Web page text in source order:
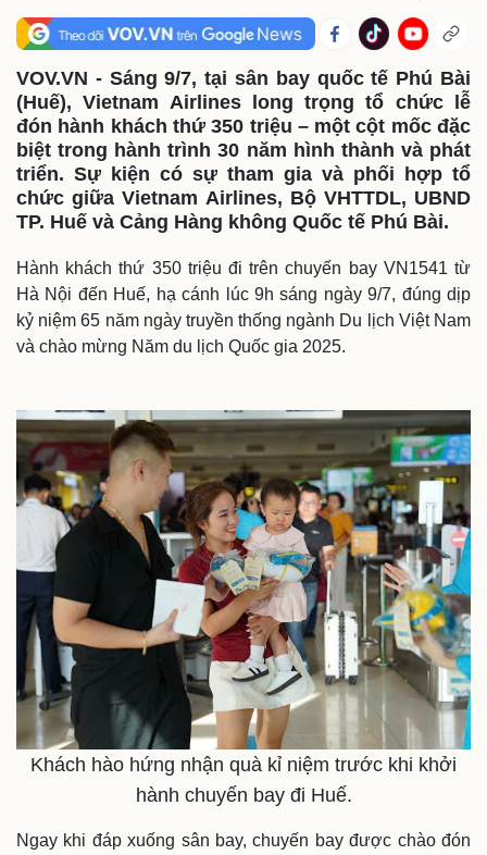
VOV.VN - Sáng 9/7, tại sân bay quốc tế Phú Bài
(Huế), Vietnam Airlines long trọng tổ chức lễ
đón hành khách thứ 350 triệu – một cột mốc đặc
biệt trong hành trình 30 năm hình thành và phát
triển. Sự kiện có sự tham gia và phối hợp tổ
chức giữa Vietnam Airlines, Bộ VHTTDL, UBND
TP. Huế và Cảng Hàng không Quốc tế Phú Bài.
Hành khách thứ 350 triệu đi trên chuyến bay VN1541 từ
Hà Nội đến Huế, hạ cánh lúc 9h sáng ngày 9/7, đúng dịp
kỷ niệm 65 năm ngày truyền thống ngành Du lịch Việt Nam
và chào mừng Năm du lịch Quốc gia 2025.
Khách hào hứng nhận quà kỉ niệm trước khi khởi
hành chuyến bay đi Huế.
Ngay khi đáp xuống sân bay, chuyến bay được chào đón